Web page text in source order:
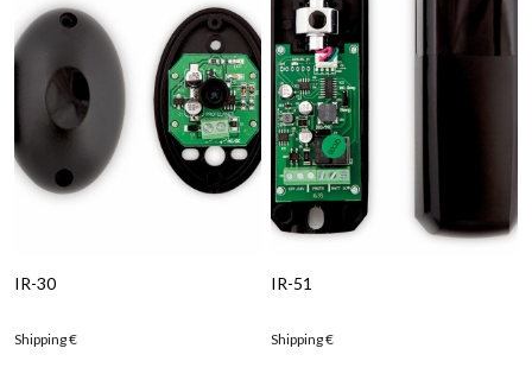
IR-30
Shipping€
IR-51
Shipping€